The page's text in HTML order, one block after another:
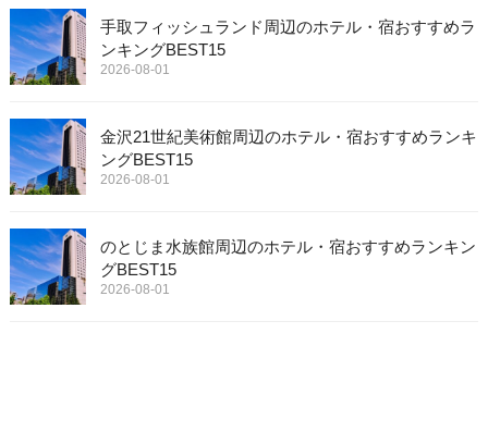
手取フィッシュランド周辺のホテル・宿おすすめラ
ンキングBEST15
2026-08-01
金沢21世紀美術館周辺のホテル・宿おすすめランキ
ングBEST15
2026-08-01
のとじま水族館周辺のホテル・宿おすすめランキン
グBEST15
2026-08-01